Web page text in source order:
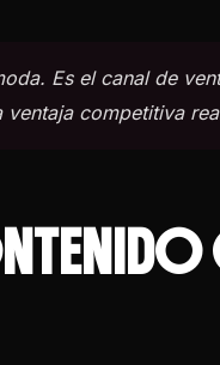
Es el canal de
competitiva